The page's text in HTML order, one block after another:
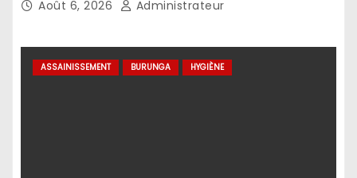
Août 6, 2026 Administrateur
ASSAINISSEMENT BURUNGA HYGIÈNE